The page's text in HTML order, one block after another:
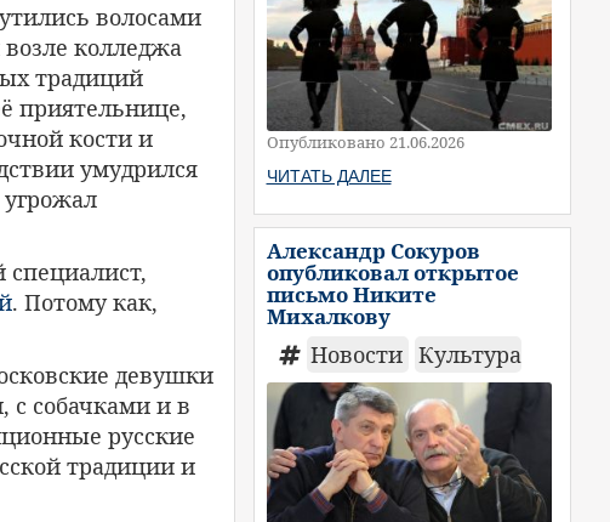
волосами
колледжа
традиций
приятельнице,
кости и
умудрился
. Потому как,
девушки
с собачками и в
русские
традиции и
Опубликовано 21.06.2026
ЧИТАТЬ ДАЛЕЕ
Александр Сокуров
опубликовал открытое
письмо Никите
Михалкову
Новости Культура